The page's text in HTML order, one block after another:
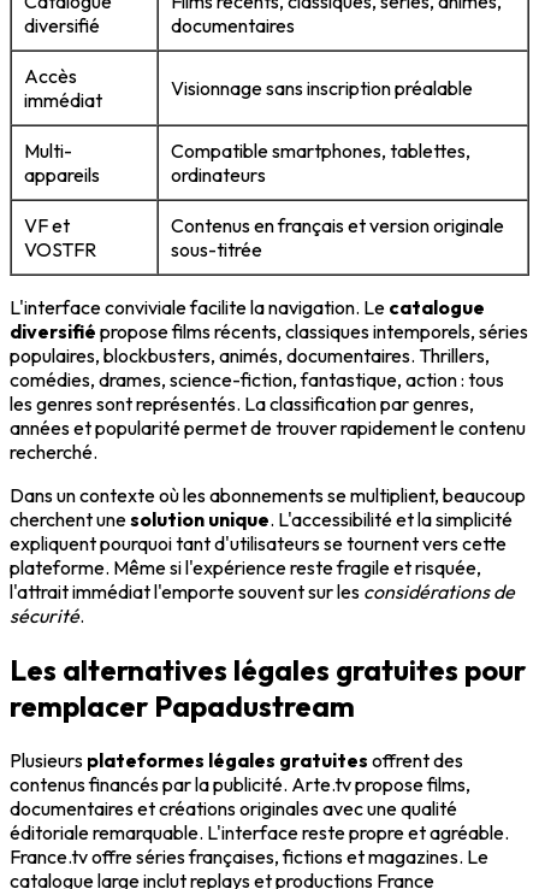
diversifié
documentaires
Accès
immédiat
Visionnage sans inscription préalable
Multi-
appareils
Compatible smartphones, tablettes,
ordinateurs
VF et
VOSTFR
Contenus en français et version originale
sous-titrée
L'interface conviviale facilite la navigation. Le catalogue
diversifié propose films récents, classiques intemporels, séries
populaires, blockbusters, animés, documentaires. Thrillers,
comédies, drames, science-fiction, fantastique, action : tous
les genres sont représentés. La classification par genres,
années et popularité permet de trouver rapidement le contenu
recherché.
Dans un contexte où les abonnements se multiplient, beaucoup
cherchent unesolution unique. L'accessibilité et la simplicité
expliquent pourquoi tant d'utilisateurs se tournent vers cette
plateforme. Même si l'expérience reste fragile et risquée,
l'attrait immédiat l'emporte souvent sur les considérations de
sécurité.
Les alternatives légales gratuites pour
remplacer Papadustream
Plusieurs plateformes légales gratuites offrent des
contenus financés par la publicité. Arte.tv propose films,
documentaires et créations originales avec une qualité
éditoriale remarquable. L'interface reste propre et agréable.
France.tv offre séries françaises, fictions et magazines. Le
catalogue large inclut replays et productions France